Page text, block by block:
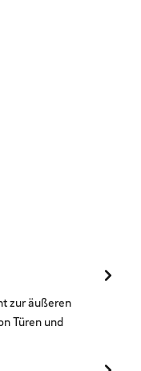
zur äußeren
Türen und